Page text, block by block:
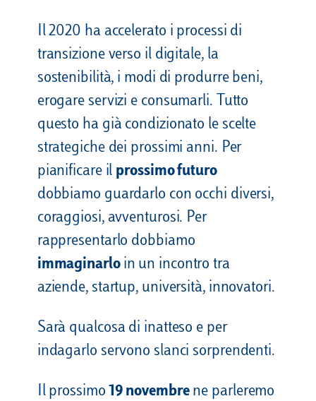
Il 2020 ha accelerato i processi di
transizione verso il digitale, la
sostenibilità, i modi di produrre beni,
erogare servizi e consumarli. Tutto
questo ha già condizionato le scelte
strategiche dei prossimi anni. Per
pianificare il prossimo futuro
dobbiamo guardarlo con occhi diversi,
coraggiosi, avventurosi. Per
rappresentarlo dobbiamo
immaginarlo in un incontro tra
aziende, startup, università, innovatori.
Sarà qualcosa di inatteso e per
indagarlo servono slanci sorprendenti.
Il prossimo 19 novembrene parleremo